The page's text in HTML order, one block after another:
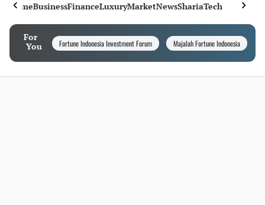
HomeBusinessFinanceLuxuryMarketNewsShariaTech
For
You
Fortune Indonesia Investment Forum Majalah Fortune Indonesia